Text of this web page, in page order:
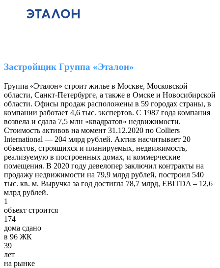
Застройщик Группа «Эталон»
Группа «Эталон» строит жилье в Москве, Московской
области, Санкт-Петербурге, а также в Омске и Новосибирской
области. Офисы продаж расположены в 59 городах страны, в
компании работает 4,6 тыс. экспертов. С 1987 года компания
возвела и сдала 7,5 млн «квадратов» недвижимости.
Стоимость активов на момент 31.12.2020 по Colliers
International — 204 млрд рублей. Актив насчитывает 20
объектов, строящихся и планируемых, недвижимость,
реализуемую в построенных домах, и коммерческие
помещения. В 2020 году девелопер заключил контракты на
продажу недвижимости на 79,9 млрд рублей, построил 540
тыс. кв. м. Выручка за год достигла 78,7 млрд, EBITDA – 12,6
млрд рублей.
1
объект строится
174
дома сдано
в 96 ЖК
39
лет
на рынке